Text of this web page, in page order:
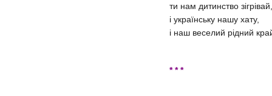
ти нам дитинство зігрівай,
і українську нашу хату,
і наш веселий рідний
* * *